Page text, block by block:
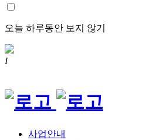
오늘 하루동안 보지 않기
I
사업안내